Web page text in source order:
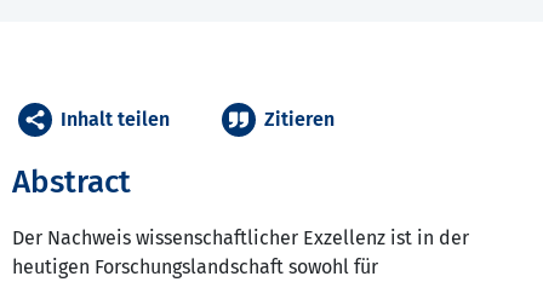
Abstract
Der Nachweis wissenschaftlicher Exzellenz ist in der
heutigen Forschungslandschaft sowohl für
Inhalt teilen Zitieren